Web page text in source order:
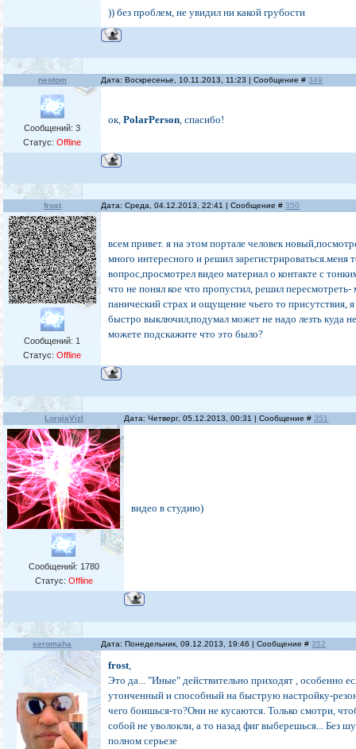
)) без проблем, не увидил ни какой грубости
neotom Дата: Воскресенье, 10.11.2013, 11:23 | Сообщение #349
Сообщений:3
Статус:Offline
ок,PolarPerson, спасибо!
frost Дата: Среда, 04.12.2013, 22:41 | Сообщение #350
Сообщений: 1
Статус:Offline
всем привет. я на этом портале человек
много интересного и решил зарегистрироваться.меня
вопрос,просмотрел видео материал о контакте с
что не понял кое что пропустил, решил пересмотреть-
панический страх и ощущение чьего то присутствия, я
быстро выключил,подумал может не надо лезть куда
можете подскажите что это было?
LorgiaVizl Дата: Четверг, 05.12.2013, 00:31 | Сообщение #351
Сообщений: 1780
Статус: Offline
видео в студию)
seromaha Дата: Понедельник, 09.12.2013, 19:46 | Сообщение #352
frost,
Это да... "Иные" действительно приходят , особенно
утонченный и способный на быструю настройку-
чего боишься-то?Они не кусаются. Только смотри,
собой не уволокли, а то назад фиг выберешься... Без
полном серьезе